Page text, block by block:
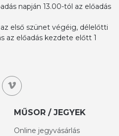
napján 13.00-tól az előadás
első szünet végéig, délelőtti
az előadás kezdete előtt 1
MŰSOR / JEGYEK
Online jegyvásárlás